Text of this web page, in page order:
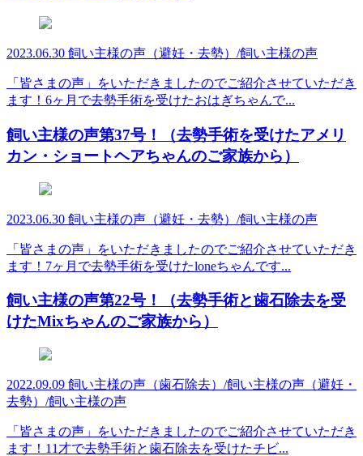
2023.06.30 飼い主様の声（避妊・去勢）/飼い主様の声
「皆さまの声」をいただきましたのでご紹介させていただき
ます！6ヶ月で去勢手術を受けたおはぎちゃんで...
飼い主様の声第37号！（去勢手術を受けたアメリ
カン・ショートヘアちゃんのご家族から）
2023.06.30 飼い主様の声（避妊・去勢）/飼い主様の声
「皆さまの声」をいただきましたのでご紹介させていただき
ます！7ヶ月で去勢手術を受けたloneちゃんです...
飼い主様の声第22号！（去勢手術と歯石除去を受
けたMixちゃんのご家族から）
2022.09.09 飼い主様の声（歯石除去）/飼い主様の声（避妊・
去勢）/飼い主様の声
「皆さまの声」をいただきましたのでご紹介させていただき
ます！11才で去勢手術と歯石除去を受けたチビ...